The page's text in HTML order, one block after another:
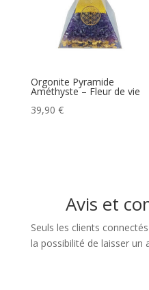
Orgonite Pyramide
Améthyste – Fleur de vie
39,90 €
Avis et
Seuls les clients
la possibilité de laisser un